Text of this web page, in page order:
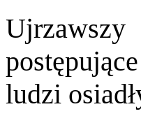
ludzi